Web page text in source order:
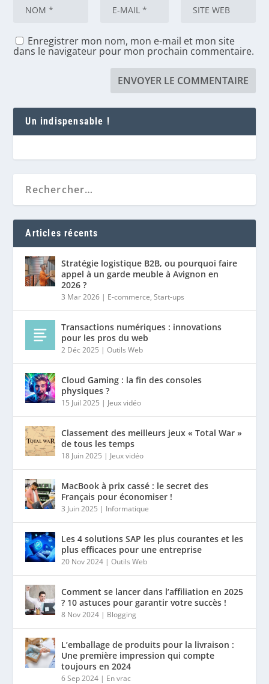
Enregistrer mon nom, mon e-mail et mon site
dans le navigateur pour mon prochain commentaire.
Un indispensable !
Articles récents
Stratégie logistique B2B, ou pourquoi faire
appel à un garde meuble à Avignon en
2026 ?
3 Mar 2026 | E-commerce,Start-ups
Transactions numériques : innovations
pour les pros du web
2 Déc 2025 |Outils Web
Cloud Gaming : la fin des consoles
physiques ?
15 Juil 2025 | Jeux vidéo
Classement des meilleurs jeux « Total War »
de tous les temps
18 Juin 2025 | Jeux vidéo
MacBook à prix cassé : le secret des
Français pour économiser !
3 Juin 2025 | Informatique
Les 4 solutions SAP les plus courantes et les
plus efficaces pour une entreprise
20 Nov 2024 |Outils Web
Comment se lancer dans l’affiliation en 2025
? 10 astuces pour garantir votre succès !
8 Nov 2024 | Blogging
L’emballage de produits pour la livraison :
Une première impression qui compte
toujours en 2024
6 Sep 2024 | En vrac